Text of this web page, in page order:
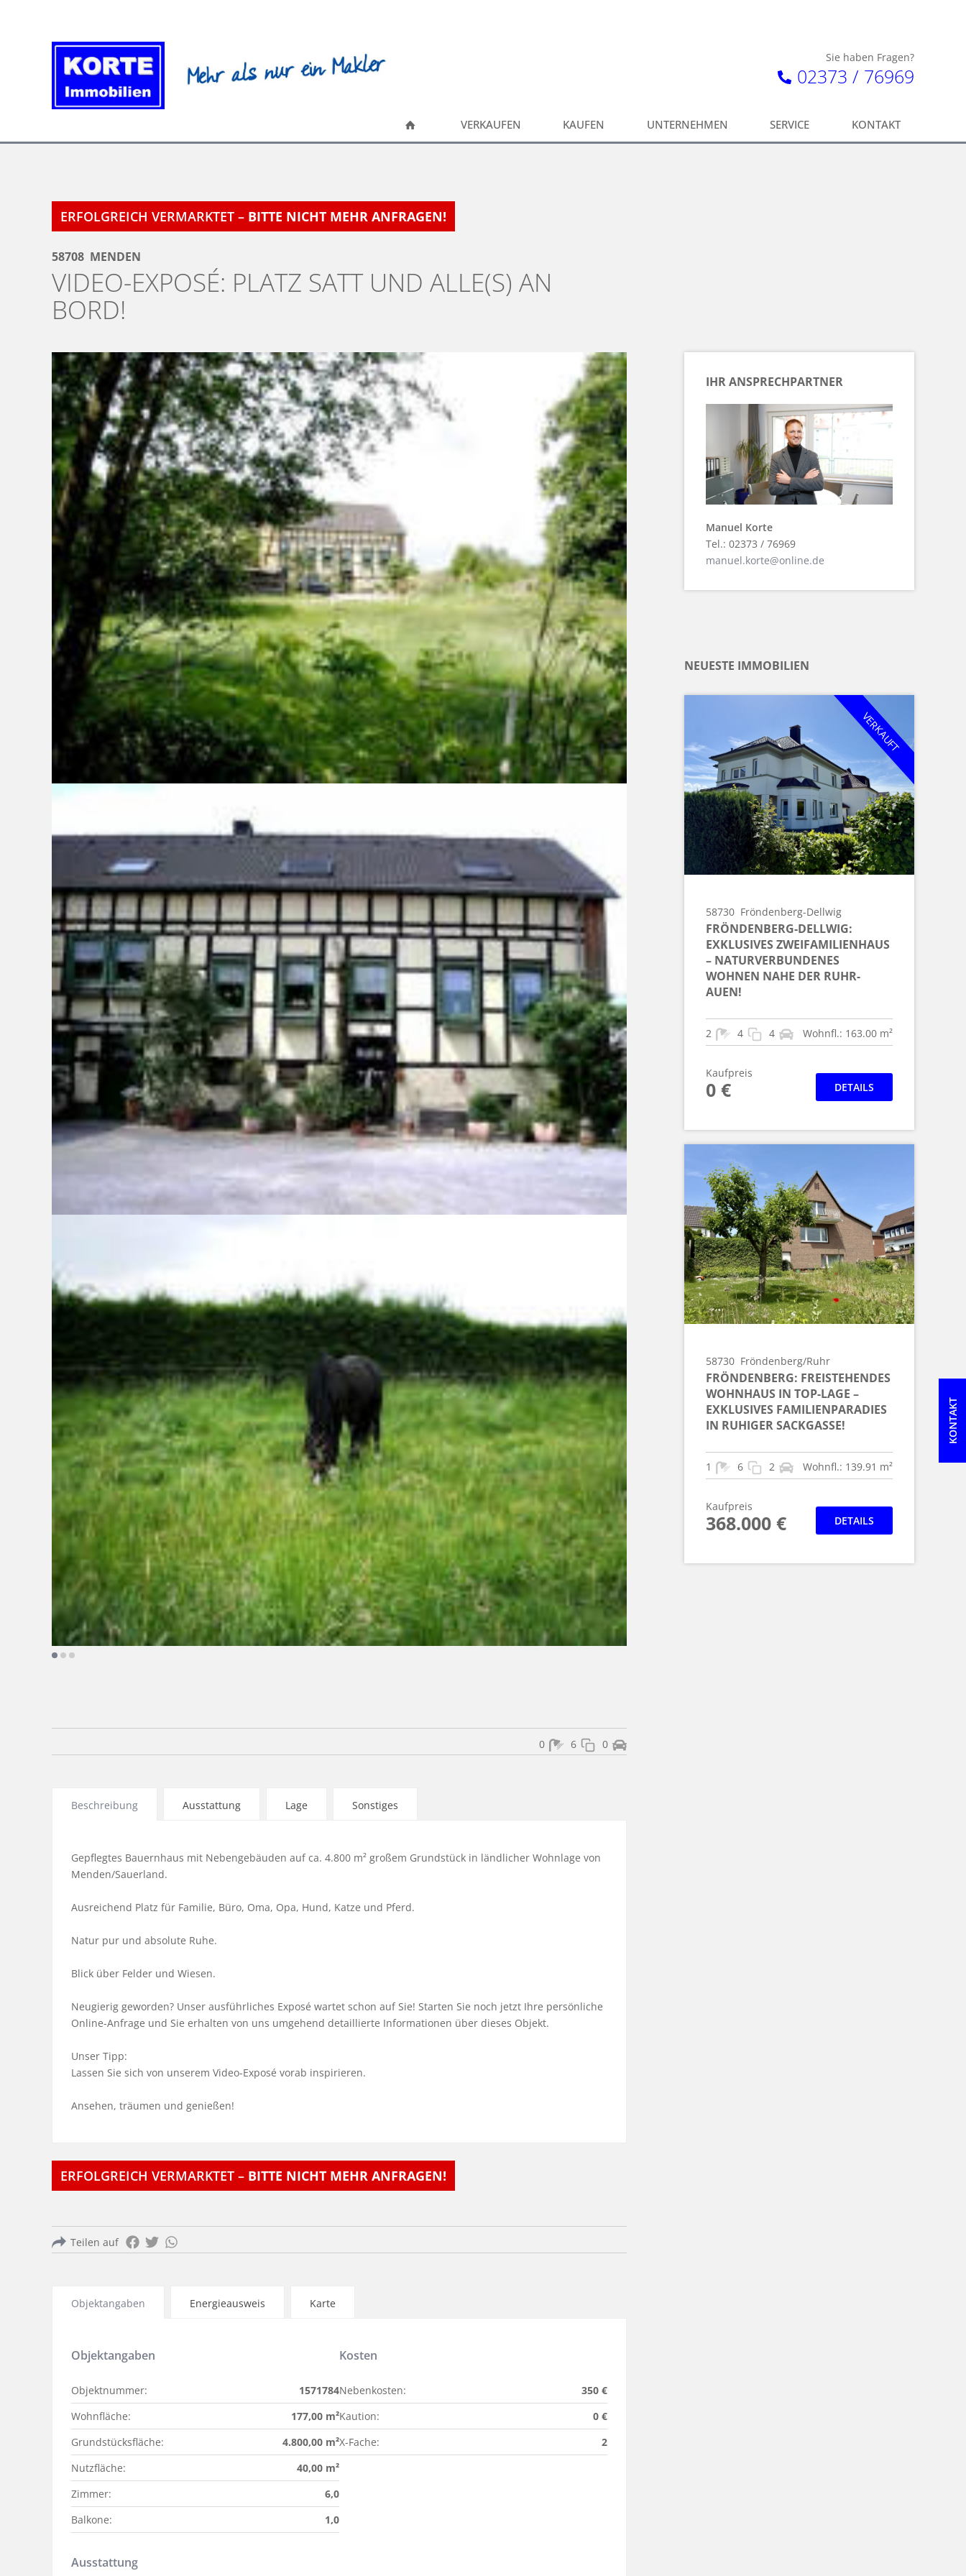
Sie haben Fragen?
02373 / 76969
VERKAUFEN KAUFEN UNTERNEHMEN SERVICE KONTAKT
KONTAKT
ERFOLGREICH VERMARKTET – BITTE NICHT MEHR ANFRAGEN!
58708 MENDEN
VIDEO-EXPOSÉ: PLATZ SATT UND ALLE(S) AN
BORD!
0
6
0
Beschreibung Ausstattung Lage Sonstiges
Gepflegtes Bauernhaus mit Nebengebäuden auf ca. 4.800 m² großem Grundstück in ländlicher Wohnlage von
Menden/Sauerland.
Ausreichend Platz für Familie, Büro, Oma, Opa, Hund, Katze und Pferd.
Natur pur und absolute Ruhe.
Blick über Felder und Wiesen.
Neugierig geworden? Unser ausführliches Exposé wartet schon auf Sie! Starten Sie noch jetzt Ihre persönliche
Online-Anfrage und Sie erhalten von uns umgehend detaillierte Informationen über dieses Objekt.
Unser Tipp:
Lassen Sie sich von unserem Video-Exposé vorab inspirieren.
Ansehen, träumen und genießen!
ERFOLGREICH VERMARKTET – BITTE NICHT MEHR ANFRAGEN!
Teilen auf
Objektangaben Energieausweis Karte
Objektangaben
Objektnummer:
1571784
Wohnfläche:
177,00 m²
Grundstücksfläche:
4.800,00 m²
Nutzfläche:
40,00 m²
Zimmer:
6,0
Balkone:
1,0
Kosten
Nebenkosten:
350 €
Kaution:
0 €
X-Fache:
2
Ausstattung
IHR ANSPRECHPARTNER
Manuel Korte
Tel.: 02373 / 76969
manuel.korte@online.de
NEUESTE IMMOBILIEN
VERKAUFT
58730 Fröndenberg-Dellwig
FRÖNDENBERG-DELLWIG:
EXKLUSIVES ZWEIFAMILIENHAUS
– NATURVERBUNDENES
WOHNEN NAHE DER RUHR-
AUEN!
2 4 4 Wohnfl.: 163.00 m²
Kaufpreis
0 € DETAILS
58730 Fröndenberg/Ruhr
FRÖNDENBERG: FREISTEHENDES
WOHNHAUS IN TOP-LAGE –
EXKLUSIVES FAMILIENPARADIES
IN RUHIGER SACKGASSE!
1 6 2 Wohnfl.: 139.91 m²
Kaufpreis
368.000 € DETAILS